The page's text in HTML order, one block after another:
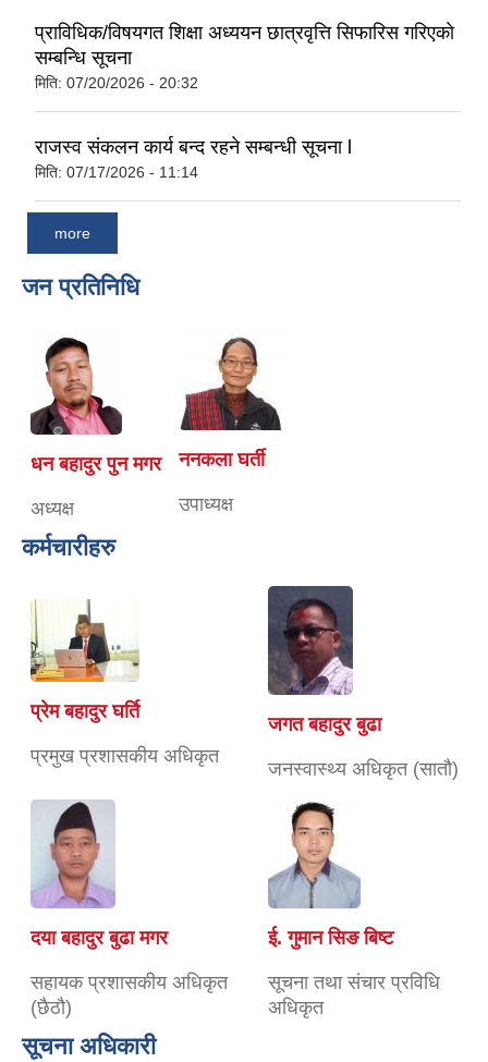
प्राविधिक/विषयगत शिक्षा अध्ययन छात्रवृत्ति सिफारिस गरिएकाे
सम्बन्धि सूचना
मिति: 07/20/2026 - 20:32
राजस्व संकलन कार्य बन्द रहने सम्बन्धी सूचना l
मिति: 07/17/2026 - 11:14
more
जन प्रतिनिधि
धन बहादुर पुन मगर
अध्यक्ष
ननकला घर्ती
उपाध्यक्ष
कर्मचारीहरु
प्रेम बहादुर घर्ति
प्रमुख प्रशासकीय अधिकृत
जगत बहादुर बुढा
जनस्वास्थ्य अधिकृत (सातौ)
दया बहादुर बुढा मगर
सहायक प्रशासकीय अधिकृत
(छैठौ)
ई. गुमान सिङ बिष्ट
सूचना तथा संचार प्रविधि
अधिकृत
सूचना अधिकारी